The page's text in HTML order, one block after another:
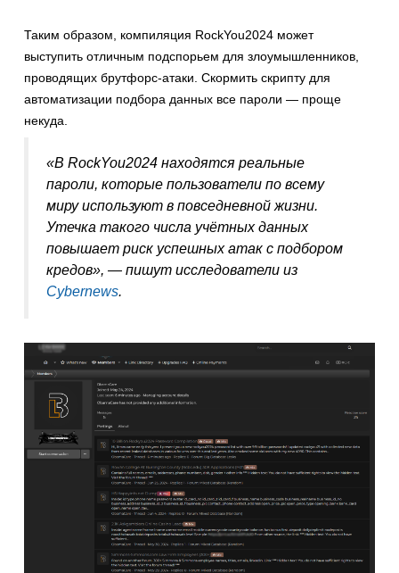
Таким образом, компиляция RockYou2024 может
выступить отличным подспорьем для злоумышленников,
проводящих брутфорс-атаки. Скормить скрипту для
автоматизации подбора данных все пароли — проще
некуда.
«В RockYou2024 находятся реальные
пароли, которые пользователи по всему
миру используют в повседневной жизни.
Утечка такого числа учётных данных
повышает риск успешных атак с подбором
кредов», — пишут исследователи из
Cybernews.